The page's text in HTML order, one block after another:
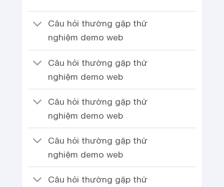
Câu hỏi thường gặp thử
nghiệm demo web
Câu hỏi thường gặp thử
nghiệm demo web
Câu hỏi thường gặp thử
nghiệm demo web
Câu hỏi thường gặp thử
nghiệm demo web
Câu hỏi thường gặp thử